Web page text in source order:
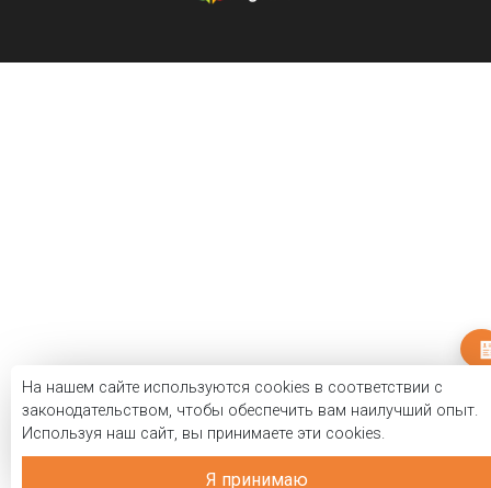
На нашем сайте используются cookies в соответствии с
законодательством, чтобы обеспечить вам наилучший опыт.
Используя наш сайт, вы принимаете эти cookies.
Я принимаю